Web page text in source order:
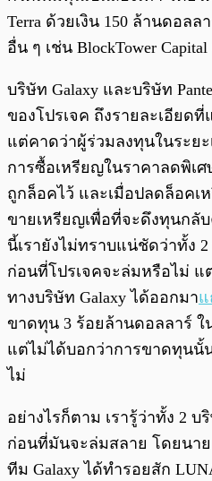
Terra ด้วยเงิน 150 ล้านดอล
อื่น ๆ เช่น BlockTower
บริษัท Galaxy และบริษัท
ของโปรเจค ถึงรายละเอียด
แต่คาดว่าผู้ร่วมลงทุนในระย
การซื้อเหรียญในราคาลดพิเ
ถูกล็อคไว้ และเมื่อปลดล็อคเ
ขายเหรียญเพื่อที่จะดึงทุนกลั
นี้เรายังไม่ทราบแน่ชัดว่าทั้ง
ก่อนที่โปรเจคจะล่มหรือไม่
ทางบริษัท Galaxy ได้ออกมาแ
ขาดทุน 3 ร้อยล้านดอลลาร์ ใ
แต่ไม่ได้บอกว่าการขาดทุนนั้
ไม่
อย่างไรก็ตาม เรารู้ว่าทั้ง 2
ก่อนที่มันจะล่มสลาย โดยนาย
ทีม Galaxy ได้ทำรอยสัก